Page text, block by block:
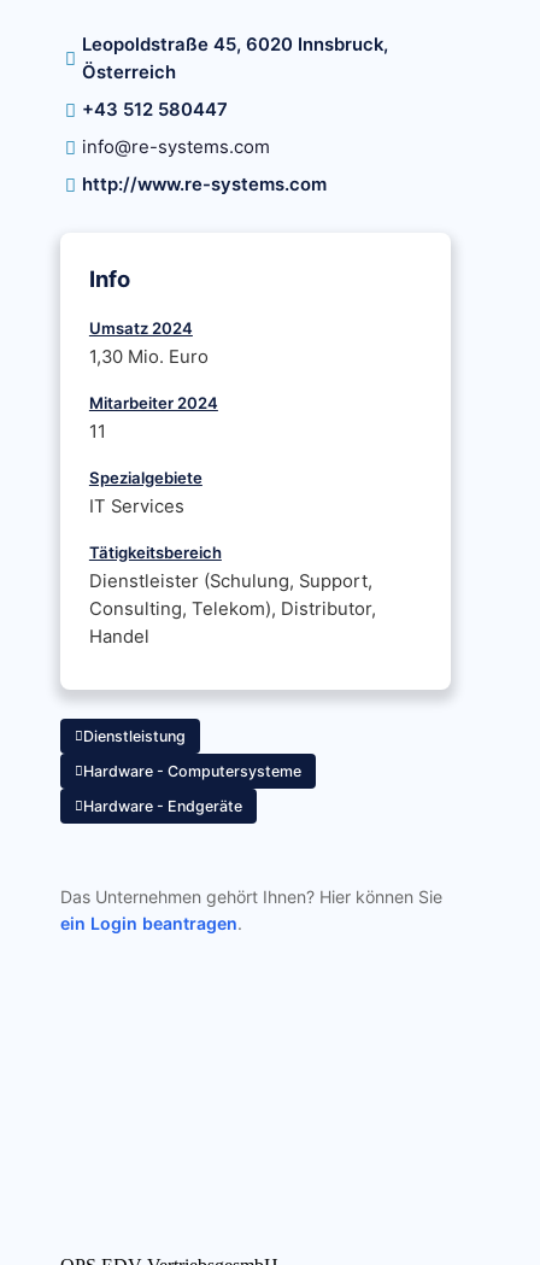
Leopoldstraße 45, 6020 Innsbruck,
Österreich
+43 512 580447
info@re-systems.com
http://www.re-systems.com
Info
Umsatz 2024
1,30 Mio. Euro
Mitarbeiter 2024
11
Spezialgebiete
IT Services
Tätigkeitsbereich
Dienstleister (Schulung, Support,
Consulting, Telekom), Distributor,
Handel
Dienstleistung
Hardware - Computersysteme
Hardware - Endgeräte
Das Unternehmen gehört Ihnen? Hier können Sie
ein Login beantragen.